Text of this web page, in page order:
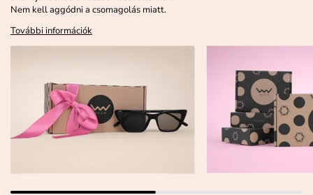
Nem kell aggódni a csomagolás miatt.
További információk